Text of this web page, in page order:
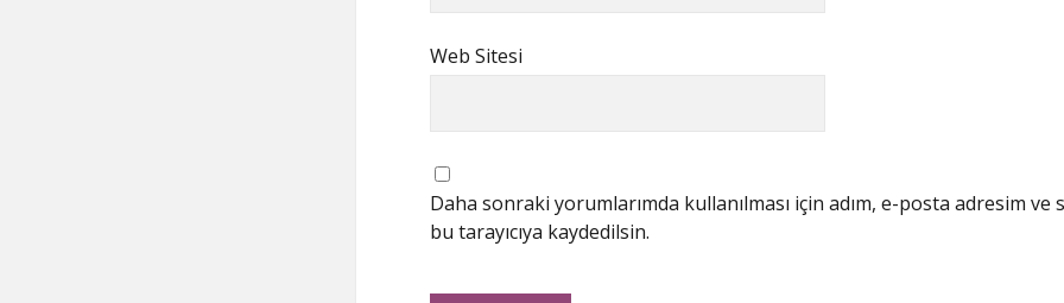
Web Sitesi
Daha sonraki yorumlarımda kullanılması için adım, e-posta adresim ve
bu tarayıcıya kaydedilsin.